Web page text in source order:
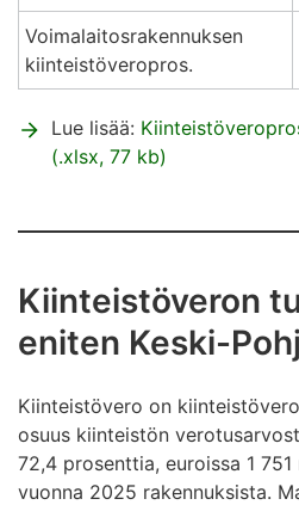
Voimalaitosrakennuksen
kiinteistöveropros.
Lue lisää:
(.xlsx, 77 kb)
Kiinteistöveron
eniten Keski-
Kiinteistövero on
osuus kiinteistön
72,4 prosenttia, euroissa 1
vuonna 2025 rakennuksista.